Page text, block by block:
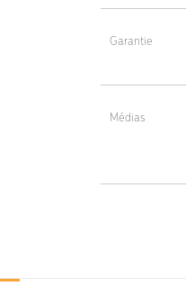
Livraison en
Garantie
5 ans
Médias